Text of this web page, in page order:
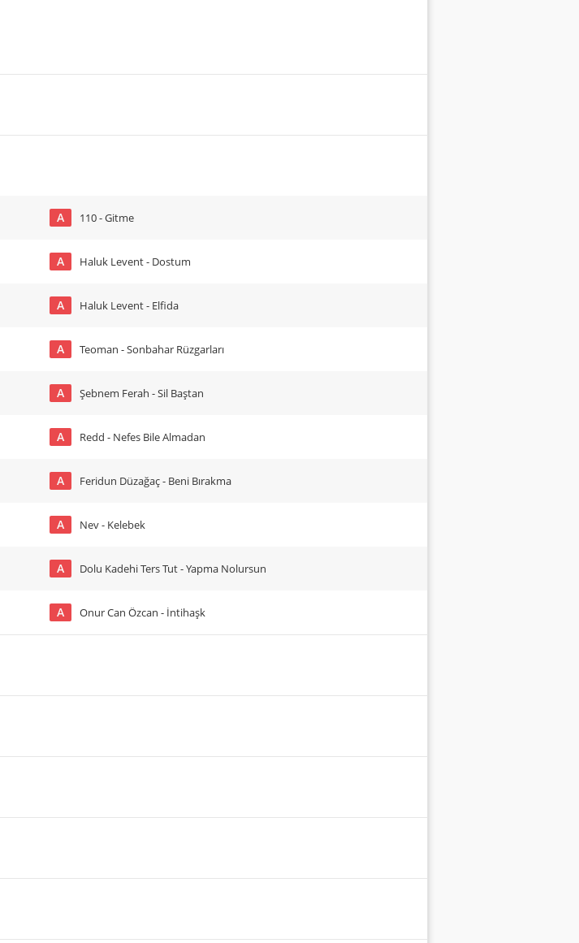
A 110 - Gitme
A Haluk Levent - Dostum
A Haluk Levent - Elfida
A Teoman - Sonbahar Rüzgarları
A Şebnem Ferah - Sil Baştan
A Redd - Nefes Bile Almadan
A Feridun Düzağaç - Beni Bırakma
A Nev - Kelebek
A Dolu Kadehi Ters Tut - Yapma Nolursun
A Onur Can Özcan - İntihaşk